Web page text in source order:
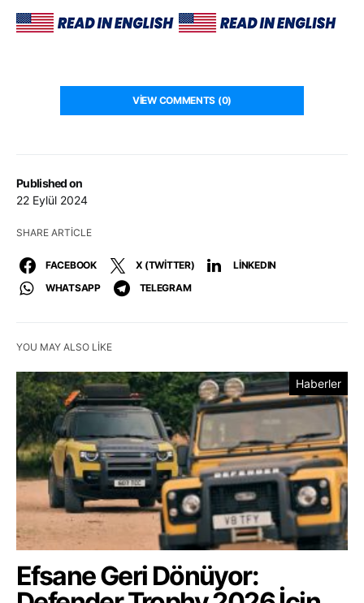
Published on
22 Eylül 2024
SHARE ARTICLE
FACEBOOK X (TWITTER)
LINKEDIN
WHATSAPP
TELEGRAM
VIEW COMMENTS (0)
YOU MAY ALSO LIKE
Haberler
Efsane Geri Dönüyor: